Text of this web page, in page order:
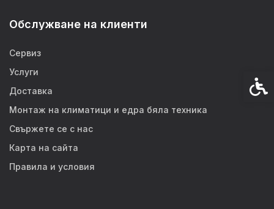
Обслужване на клиенти
Сервиз
Услуги
Доставка
Монтаж на климатици и едра бяла техника
Свържете се с нас
Карта на сайта
Правила и условия